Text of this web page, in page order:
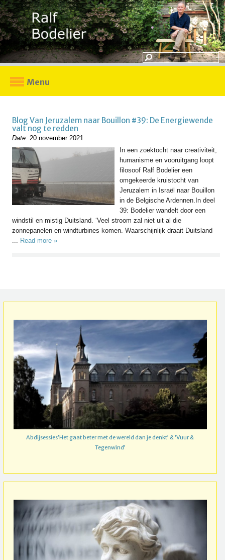
Menu
Blog Van Jeruzalem naar Bouillon #39: De Energiewende
valt nog te redden
Date: 20 november 2021
In een zoektocht naar creativiteit,
humanisme en vooruitgang loopt
filosoof Ralf Bodelier een
omgekeerde kruistocht van
Jeruzalem in Israël naar Bouillon
in de Belgische Ardennen.In deel
39: Bodelier wandelt door een
windstil en mistig Duitsland. ‘Veel stroom zal niet uit al die
zonnepanelen en windturbines komen. Waarschijnlijk draait Duitsland
... Read more »
Abdijsessies’Het gaat beter met de wereld dan je denkt’ & ‘Vuur &
Tegenwind’